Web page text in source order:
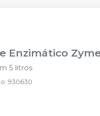
Enzimático
5 litros
:930630